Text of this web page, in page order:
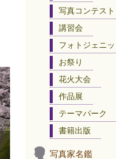
写真コンテスト
講習会
フォトジェニ
お祭り
花火大会
作品展
テーマパーク
書籍出版
写真家名鑑